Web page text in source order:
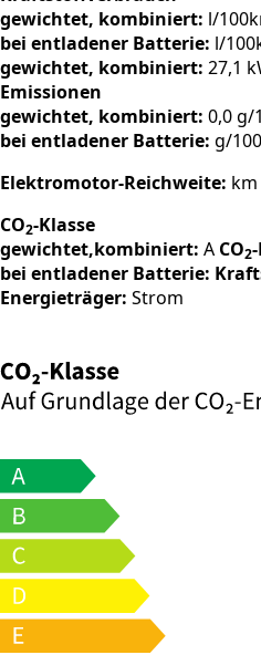
gewichtet, kombiniert: l/
bei entladener Batterie: l/
gewichtet, kombiniert: 27,1
Emissionen
gewichtet, kombiniert: 0,0 g/
bei entladener Batterie: g/
Elektromotor-Reichweite: km
CO2-Klasse
gewichtet,kombiniert: A CO2
bei entladener Batterie:
Energieträger: Strom